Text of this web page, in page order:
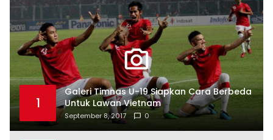
1
Galeri Timnas U-19 Siapkan Cara Berbeda
Untuk Lawan Vietnam
September 8, 2017 0